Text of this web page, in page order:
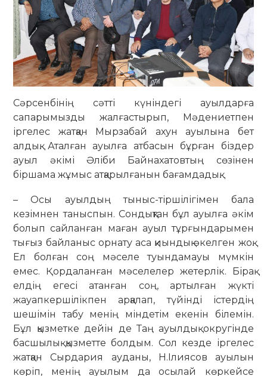
Сәрсенбінің сәтті күніндегі ауылдарға
сапарымызды жалғастырып, Мәдениетпен
іргелес жатқан Мырзабай ахун ауылына бет
алдық. Аталған ауылға атбасын бұрған біздер
ауыл әкімі Әліби Байнахатовтың сөзінен
біршама жұмыс атқарылғанын бағамдадық.
– Осы ауылдың тыныс-тіршілігімен бала
кезімнен таныспын. Сондықтан бұл ауылға әкім
болып сайланған маған ауыл тұрғындарымен
тығыз байланыс орнату аса қиындық әкелген жоқ.
Ел болған соң мәселе туындамауы мүмкін
емес. Қордаланған мәселелер жетерлік. Бірақ
елдің егесі атанған соң, артылған жүкті
жауапкершілікпен арқалап, түйінді істердің
шешімін табу менің міндетім екенін білемін.
Бұл қызметке дейін де Таң ауылдық округінде
басшылық қызметте болдым. Сол кезде іргелес
жатқан Сырдария ауданы, Н.Ілиясов ауылын
көріп, менің ауылым да осылай көркейсе